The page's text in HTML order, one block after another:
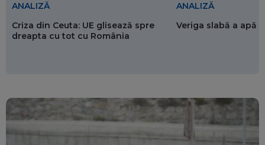
ANALIZĂ
Criza din Ceuta: UE glisează spre
dreapta cu tot cu România
ANALIZĂ
Veriga slabă a